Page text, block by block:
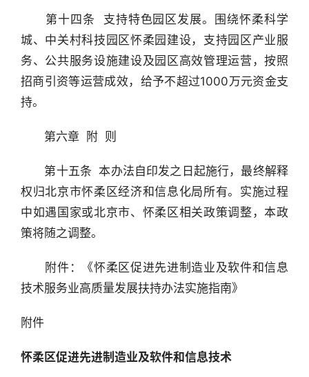
第十四条  支持特色园区发展。围绕怀柔科学
城、中关村科技园区怀柔园建设，支持园区产业服
务、公共服务设施建设及园区高效管理运营，按照
招商引资等运营成效，给予不超过1000万元资金支
持。
第六章  附  则
第十五条  本办法自印发之日起施行，最终解释
权归北京市怀柔区经济和信息化局所有。实施过程
中如遇国家或北京市、怀柔区相关政策调整，本政
策将随之调整。
附件：《怀柔区促进先进制造业及软件和信息
技术服务业高质量发展扶持办法实施指南》
附件
怀柔区促进先进制造业及软件和信息技术